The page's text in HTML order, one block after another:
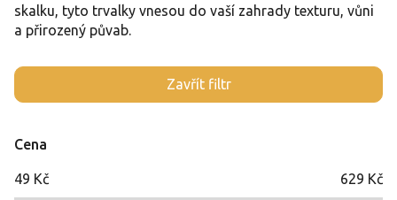
skalku, tyto trvalky vnesou do vaší zahrady texturu, vůni
a přirozený půvab.
Zavřít filtr
Cena
49 Kč 629 Kč
V
ý
s
p